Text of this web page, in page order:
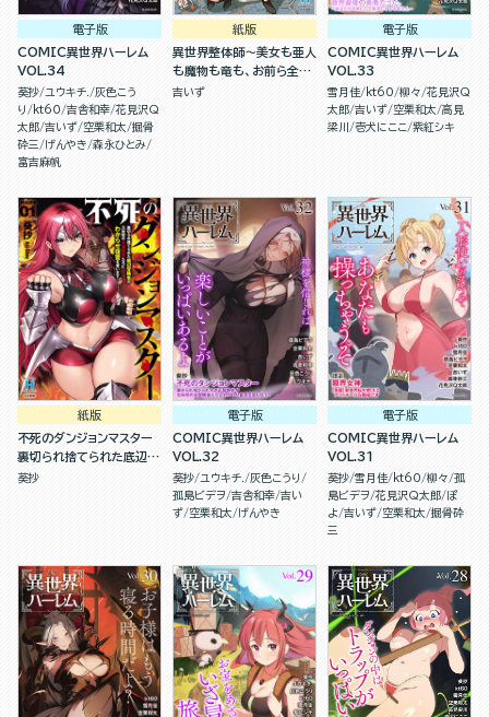
電子版
COMIC異世界ハーレム
VOL.34
葵抄 ユウキチ.
灰色こう
り
kt60 吉舎和幸 花見沢Q
太郎 吉いず 空栗和太 掘骨
砕三
げんやき 森永ひとみ
富吉麻帆
紙版
異世界整体師～美女も亜人
も魔物も竜も、お前ら全員
揉みほぐす！！～(２)
吉いず
電子版
COMIC異世界ハーレム
VOL.33
雪月佳 kt60 柳々 花見沢Q
太郎 吉いず 空栗和太 高見
梁川
壱犬にここ 紫紅シキ
紙版
不死のダンジョンマスター
裏切られ捨てられた底辺冒
険者が元仲間の女冒険者た
葵抄
電子版
COMIC異世界ハーレム
VOL.32
葵抄 ユウキチ.
灰色こうり
孤島ビデヲ 吉舎和幸 吉い
ず 空栗和太 げんやき
電子版
COMIC異世界ハーレム
VOL.31
葵抄 雪月佳 kt60 柳々 孤
島ビデヲ 花見沢Q太郎 ぽ
よ 吉いず 空栗和太 掘骨砕
三